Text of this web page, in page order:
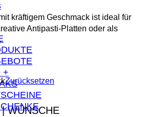
+
kräftigem Geschmack ist ideal für
Antipasti-Platten oder als
Zurücksetzen
WÜNSCHE